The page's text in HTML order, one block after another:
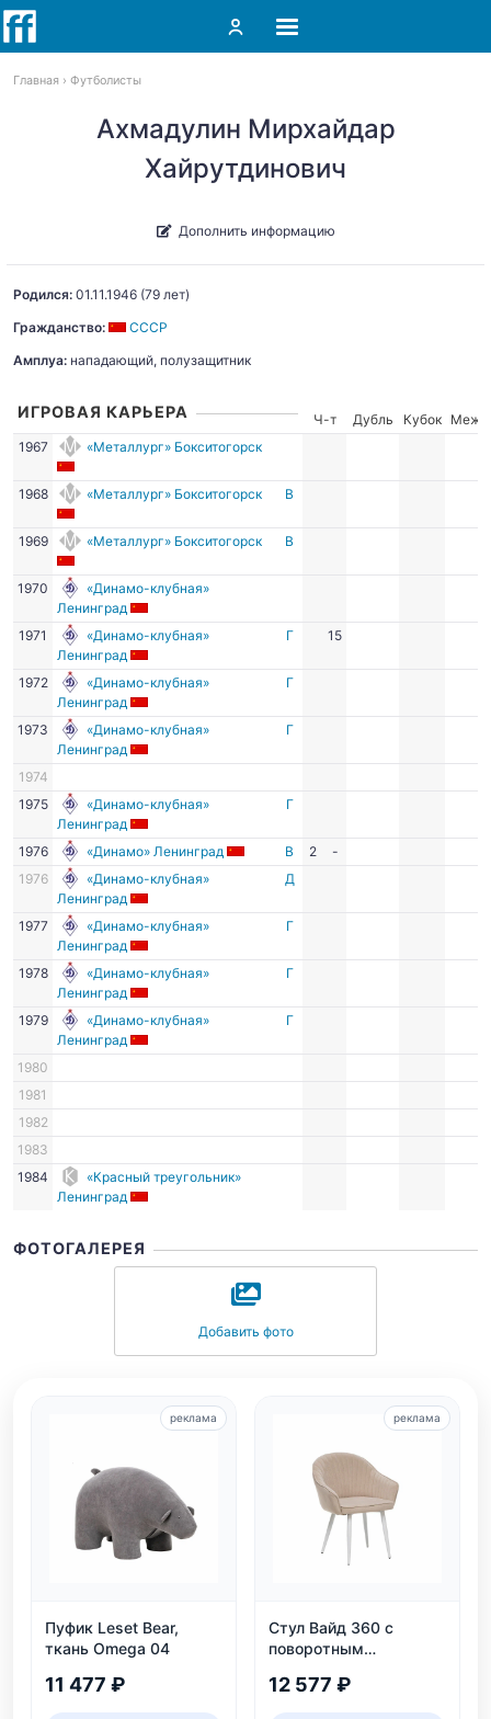
Главная Футболисты
Ахмадулин Мирхайдар
Хайрутдинович
Дополнить информацию
Родился: 01.11.1946 (79 лет)
Гражданство:
СССР
Амплуа: нападающий, полузащитник
ИГРОВАЯ КАРЬЕРА Ч-т Дубль Кубок
Межд.
1967
«Металлург» Бокситогорск
1968 «Металлург» Бокситогорск В
1969 «Металлург» Бокситогорск В
1970
«Динамо-клубная»
Ленинград
1971
«Динамо-клубная»
Ленинград
Г 15
1972
«Динамо-клубная»
Ленинград
Г
1973
«Динамо-клубная»
Ленинград
Г
1974
1975
«Динамо-клубная»
Ленинград
Г
1976 «Динамо» Ленинград В 2
-
1976
«Динамо-клубная»
Ленинград
Д
1977
«Динамо-клубная»
Ленинград
Г
1978
«Динамо-клубная»
Ленинград
Г
1979
«Динамо-клубная»
Ленинград
Г
1980
1981
1982
1983
1984
«Красный треугольник»
Ленинград
ФОТОГАЛЕРЕЯ
Добавить фото
Пуфик Leset Bear,
ткань Omega 04
11 477 ₽
реклама
Стул Вайд 360 с
поворотным
каркас, велюр
12 577 ₽
реклама